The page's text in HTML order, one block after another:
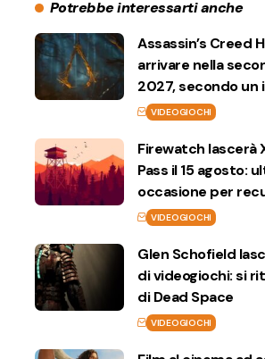
Potrebbe interessarti anche
Assassin’s Creed
arrivare nella
2027, secondo un
VIDEOGIOCHI
Firewatch lascerà
Pass il 15 agosto:
occasione per
VIDEOGIOCHI
Glen Schofield
di videogiochi: si
di Dead Space
VIDEOGIOCHI